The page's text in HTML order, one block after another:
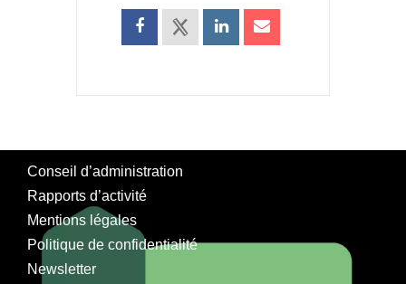
Conseil d’administration
Rapports d’activité
Mentions légales
Politique de confidentialité
Newsletter